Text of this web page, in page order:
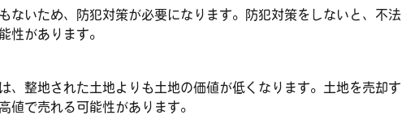
ないため、防犯対策が必要になります。防犯対策をしないと、不法
性があります。
、整地された土地よりも土地の価値が低くなります。土地を売却す
値で売れる可能性があります。